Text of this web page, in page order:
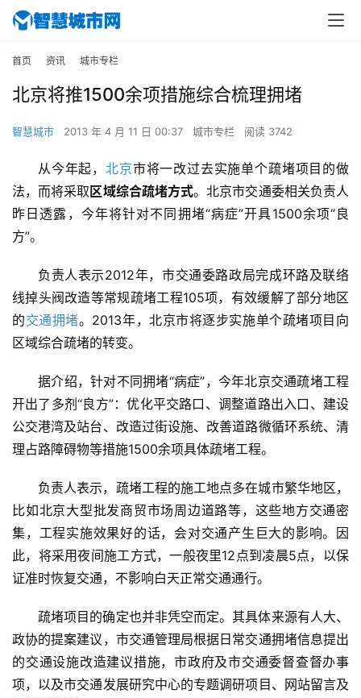
首页 资讯 城市专栏
北京将推1500余项措施综合梳理拥堵
智慧城市 2013 年 4 月 11 日 00:37 城市专栏 阅读 3742
从今年起，北京市将一改过去实施单个疏堵项目的做
法，而将采取 区域综合疏堵方式。北京市交通委相关负责人
昨日透露，今年将针对不同拥堵“病症”开具1500余项“良
方”。
负责人表示2012年，市交通委路政局完成环路及联络
线掉头阀改造等常规疏堵工程105项，有效缓解了部分地区
的交通拥堵。2013年，北京市将逐步实施单个疏堵项目向
区域综合疏堵的转变。
据介绍，针对不同拥堵“病症”，今年北京交通疏堵工程
开出了多剂“良方”：优化平交路口、调整道路出入口、建设
公交港湾及站台、改造过街设施、改善道路微循环系统、清
理占路障碍物等措施1500余项具体疏堵工程。
负责人表示，疏堵工程的施工地点多在城市繁华地区，
比如北京大型批发商贸市场周边道路等，这些地方交通密
集，工程实施效果好的话，会对交通产生巨大的影响。因
此，将采用夜间施工方式，一般夜里12点到凌晨5点，以保
证准时恢复交通，不影响白天正常交通通行。
疏堵项目的确定也并非凭空而定。其具体来源有人大、
政协的提案建议，市交通管理局根据日常交通拥堵信息提出
的交通设施改造建议措施，市政府及市交通委督查督办事
项，以及市交通发展研究中心的专题调研项目、网站留言及